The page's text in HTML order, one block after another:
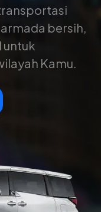
bersih,
untuk
Kamu.